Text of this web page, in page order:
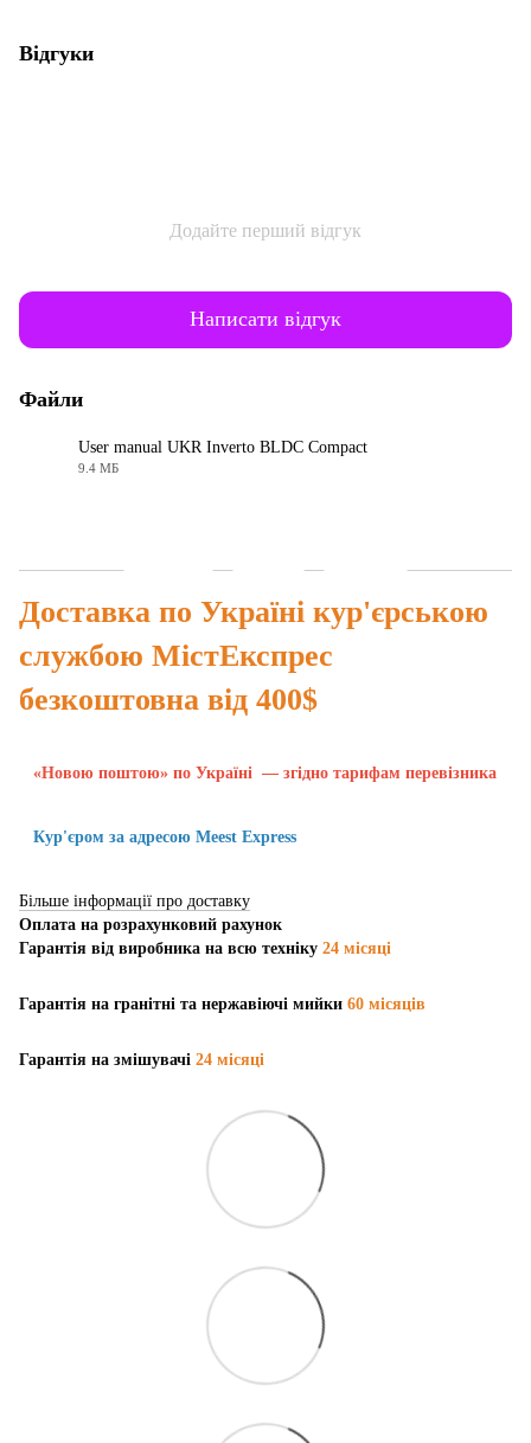
Відгуки
Додайте перший відгук
Написати відгук
Файли
User manual UKR Inverto BLDC Compact
9.4 МБ
Доставка по Україні кур'єрською
службою МістЕкспрес
безкоштовна від 400$
«Новою поштою» по Україні — згідно тарифам перевізника
Кур'єром за адресою Meest Express
Більше інформації про доставку
Оплата на розрахунковий рахунок
Гарантія від виробника на всю техніку 24 місяці
Гарантія на гранітні та нержавіючі мийки 60 місяців
Гарантія на змішувачі 24 місяці